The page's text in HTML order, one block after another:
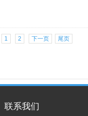
1 2 下一页 尾页
联系我们